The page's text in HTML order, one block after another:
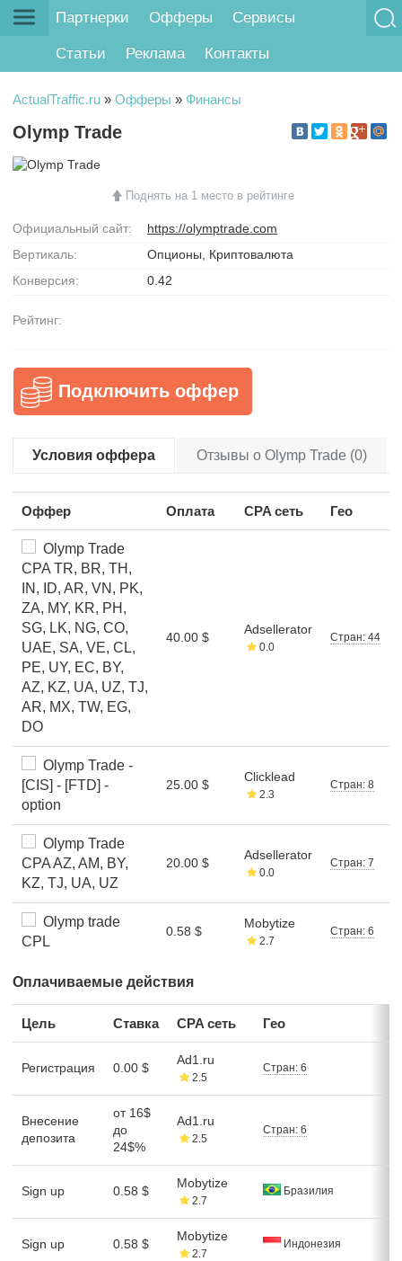
Партнерки Офферы Сервисы
Статьи Реклама Контакты
ActualTraffic.ru » Офферы » Финансы
Olymp Trade
Поднять на 1 место в рейтинге
Официальный сайт:
https://olymptrade.com
Вертикаль:
Опционы, Криптовалюта
Конверсия:
0.42
Рейтинг:
Подключить оффер
Условия оффера Отзывы о Olymp Trade (0)
Оффер Оплата CPA сеть Гео
Olymp Trade
CPA TR, BR, TH,
IN, ID, AR, VN, PK,
ZA, MY, KR, PH,
SG, LK, NG, CO,
UAE, SA, VE, CL,
PE, UY, EC, BY,
AZ, KZ, UA, UZ, TJ,
AR, MX, TW, EG,
DO
40.00 $
Adsellerator
0.0
Стран: 44
Olymp Trade -
[CIS] - [FTD] -
option
25.00 $
Clicklead
2.3
Стран: 8
Olymp Trade
CPA AZ, AM, BY,
KZ, TJ, UA, UZ
20.00 $
Adsellerator
0.0
Стран: 7
Olymp trade
CPL
0.58 $
Mobytize
2.7
Стран: 6
Оплачиваемые действия
Цель Ставка CPA сеть Гео
Регистрация 0.00 $
Ad1.ru
2.5
Стран: 6
Внесение
депозита
от 16$
до
24$%
Ad1.ru
2.5
Стран: 6
Sign up 0.58 $
Mobytize
2.7
Бразилия
Sign up 0.58 $
Mobytize
2.7
Индонезия